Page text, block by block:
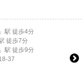
」駅 徒歩4分
徒歩7分
」駅 徒歩9分
37